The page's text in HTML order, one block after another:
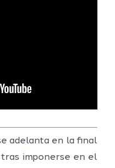
adelanta en la final
tras imponerse en el